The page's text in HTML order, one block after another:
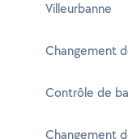
Villeurbanne
Changement
Contrôle de
Changement